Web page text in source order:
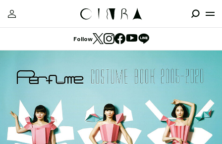
Follow